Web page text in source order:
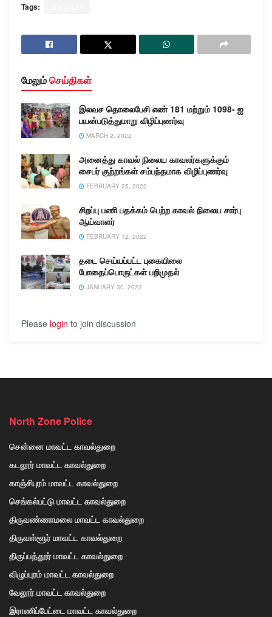
மாவட்டத்திற்குட்பட்ட…
Tags:
மேலும்செய்திகள்
இலவச தொலைபேசி எண் 181 மற்றும் 1098- ஐ
பயன்படுத்துமாறு விழிப்புணர்வு
MARCH 2, 2022
அனைத்து காவல் நிலைய காவலர்களுக்கும்
சைபர் குற்றங்கள் சம்பந்தமாக விழிப்புணர்வு
FEBRUARY 25, 2022
சிறப்பு பணி பதக்கம் பெற்ற காவல் நிலைய சார்பு
ஆய்வாளர்
FEBRUARY 12, 2022
தடை செய்யப்பட்ட புகையிலை
போதைப்பொருட்கள் பறிமுதல்
JANUARY 30, 2022
Please login to join discussion
North Zone Police
சென்னை மாவட்ட காவல்துறை
கடலூர் மாவட்ட காவல்துறை
காஞ்சிபுரம் மாவட்ட காவல்துறை
செங்கல்பட்டு மாவட்ட காவல்துறை
திருவண்ணாமலை மாவட்ட காவல்துறை
திருவள்ளூர் மாவட்ட காவல்துறை
திருப்பத்தூர் மாவட்ட காவல்துறை
விழுப்புரம் மாவட்ட காவல்துறை
வேலூர் மாவட்ட காவல்துறை
இராணிப்பேட்டை மாவட்ட காவல்துறை